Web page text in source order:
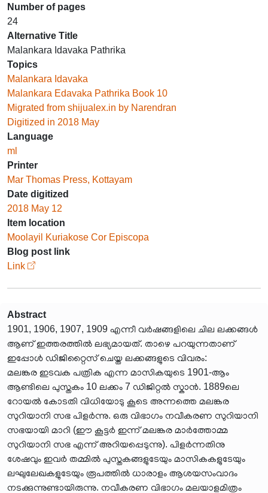
Number of pages
24
Alternative Title
Malankara Idavaka Pathrika
Topics
Malankara Idavaka
Malankara Edavaka Pathrika Book 10
Migrated from shijualex.in by Narendran
Digitized in 2018 May
Language
ml
Printer
Mar Thomas Press, Kottayam
Date digitized
2018 May 12
Item location
Moolayil Kuriakose Cor Episcopa
Blog post link
Link
Abstract
1901, 1906, 1907, 1909 എന്നീ വർഷങ്ങളിലെ ചില ലക്കങ്ങൾ
ആണ് ഇത്തരത്തിൽ ലഭ്യമായത്. താഴെ പറയുന്നതാണ്
ഇപ്പോൾ ഡിജിറ്റൈസ് ചെയ്ത ലക്കങ്ങളുടെ വിവരം:
മലങ്കര ഇടവക പത്രിക എന്ന മാസികയുടെ 1901-ആം
ആണ്ടിലെ പുസ്തകം 10 ലക്കം 7 ഡിജിറ്റൽ സ്കാൻ. 1889ലെ
റോയൽ കോടതി വിധിയോടു കൂടെ അന്നത്തെ മലങ്കര
സുറിയാനി സഭ പിളർന്നു. ഒരു വിഭാഗം നവീകരണ സുറിയാനി
സഭയായി മാറി (ഈ കൂട്ടർ ഇന്ന് മലങ്കര മാർത്തോമ്മ
സുറിയാനി സഭ എന്ന് അറിയപ്പെടുന്നു). പിളർന്നതിനു
ശേഷവും ഇവർ തമ്മിൽ പുസ്തകങ്ങളുടേയും മാസികകളുടേയും
ലഘുലേഖകളുടേയും രൂപത്തിൽ ധാരാളം ആശയസംവാദം
നടക്കുന്നുണ്ടായിരുന്നു. നവീകരണ വിഭാഗം മലയാളമിത്രം